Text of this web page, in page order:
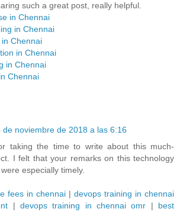
such a great post, really helpful.
in Chennai
in Chennai
in Chennai
in Chennai
in Chennai
Chennai
de noviembre de 2018 a las 6:16
taking the time to write about this much-
I felt that your remarks on this technology
especially timely.
fees in chennai | devops training in chennai
|devops training in chennai omr | best